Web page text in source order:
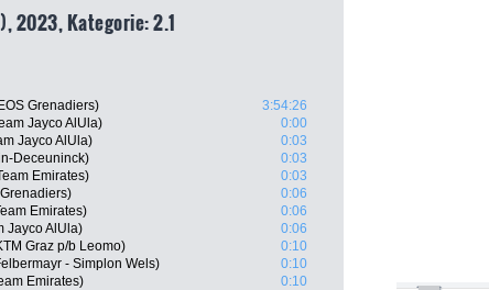
2023, Kategorie: 2.1
Grenadiers)
3:54:26
Jayco AlUla)
0:00
Jayco AlUla)
0:03
Deceuninck)
0:03
Emirates)
0:03
0:06
Emirates)
0:06
Jayco AlUla)
0:06
Graz p/b Leomo)
0:10
- Simplon Wels)
0:10
Emirates)
0:10